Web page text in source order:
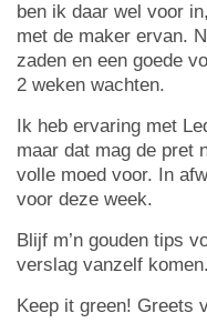
ben ik daar wel voor
met de maker ervan.
zaden en een goede
2 weken wachten.
Ik heb ervaring met
maar dat mag de pret
volle moed voor. In
voor deze week.
Blijf m’n gouden tips
verslag vanzelf komen.
Keep it green! Greets